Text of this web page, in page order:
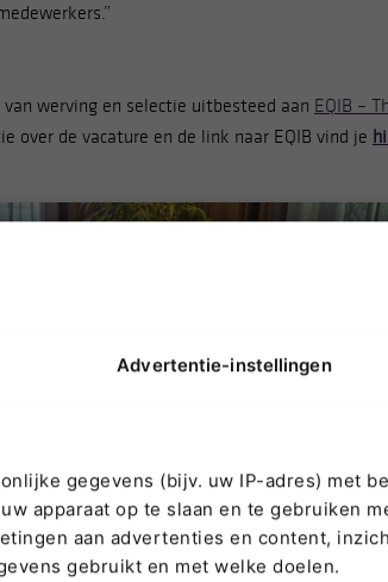
Advertentie-instellingen
gegevens (bijv. uw IP-adres) met
apparaat op te slaan en te gebruiken
aan advertenties en content,
gebruikt en met welke doelen.
werving en selectie uitbesteed aan EQIB –
over de vacature en de link naar EQIB vind je